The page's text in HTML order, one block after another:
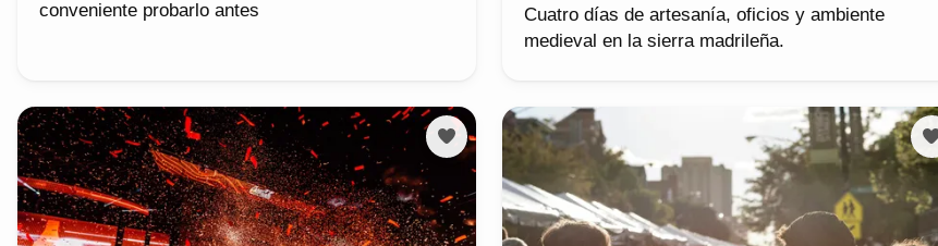
conveniente probarlo antes
Cuatro días de artesanía, oficios y ambiente
medieval en la sierra madrileña.